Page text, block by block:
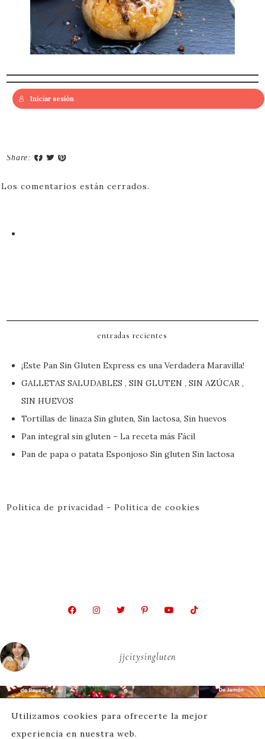
Iniciar sesión
Share:
Los comentarios están cerrados.
entradas recientes
¡Este Pan Sin Gluten Express es una Verdadera Maravilla!
GALLETAS SALUDABLES , SIN GLUTEN , SIN AZÚCAR ,
SIN HUEVOS
Tortillas de linaza Sin gluten, Sin lactosa, Sin huevos
Pan integral sin gluten – La receta más Fácil
Pan de papa o patata Esponjoso Sin gluten Sin lactosa
Politica de privacidad -Politica de cookies
jjcitysingluten
Utilizamos cookies para ofrecerte la mejor
experiencia en nuestra web.